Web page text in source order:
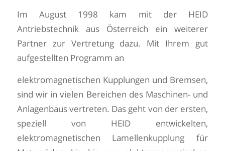
Im August 1998 kam mit der HEID
Antriebstechnik aus Österreich ein weiterer
Partner zur Vertretung dazu. Mit Ihrem gut
aufgestellten Programm an
elektromagnetischen Kupplungen und Bremsen,
sind wir in vielen Bereichen des Maschinen- und
Anlagenbaus vertreten. Das geht von der ersten,
speziell von HEID entwickelten,
elektromagnetischen Lamellenkupplung für